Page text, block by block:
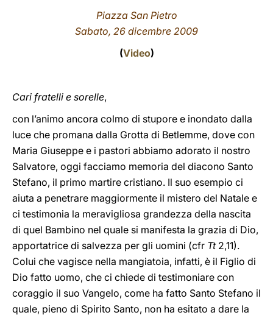
Piazza San Pietro
Sabato, 26 dicembre 2009
(Video)
Cari fratelli e sorelle,
con l’animo ancora colmo di stupore e inondato dalla
luce che promana dalla Grotta di Betlemme, dove con
Maria Giuseppe e i pastori abbiamo adorato il nostro
Salvatore, oggi facciamo memoria del diacono Santo
Stefano, il primo martire cristiano. Il suo esempio ci
aiuta a penetrare maggiormente il mistero del Natale e
ci testimonia la meravigliosa grandezza della nascita
di quel Bambino nel quale si manifesta la grazia di Dio,
apportatrice di salvezza per gli uomini (cfr Tt2,11).
Colui che vagisce nella mangiatoia, infatti, è il Figlio di
Dio fatto uomo, che ci chiede di testimoniare con
coraggio il suo Vangelo, come ha fatto Santo Stefano il
quale, pieno di Spirito Santo, non ha esitato a dare la